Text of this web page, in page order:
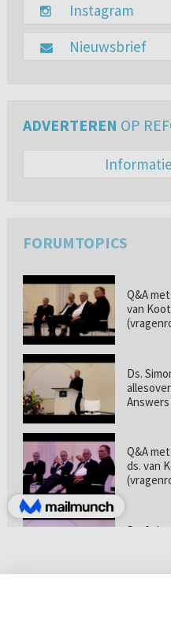
Instagram
Nieuwsbrief
ADVERTEREN OP
FORUMTOPICS
Q&A
van
Ds.
Q&A
ds. van
Prof. dr.